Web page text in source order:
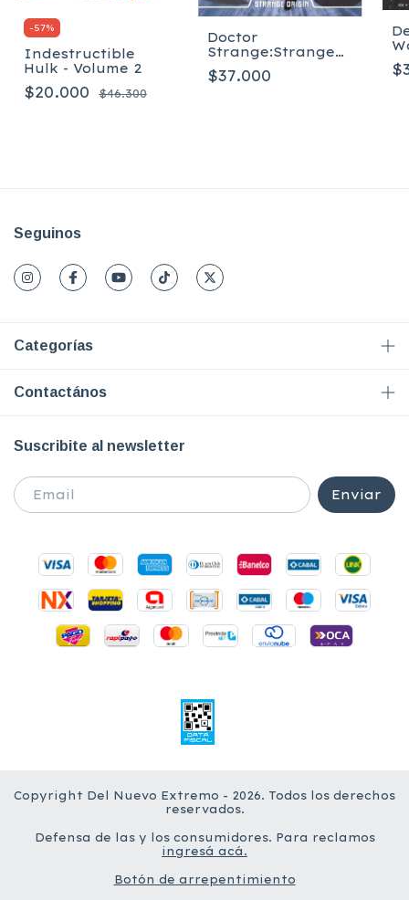
-57%
Indestructible
Hulk - Volume 2
$20.000 $46.300
Doctor
Strange:Strange
Origi
$37.000
Seguinos
Categorías
Contactános
Suscribite al newsletter
Copyright Del Nuevo Extremo - 2026. Todos los derechos
reservados.
Defensa de las y los consumidores. Para reclamos
ingresá acá.
Botón de arrepentimiento